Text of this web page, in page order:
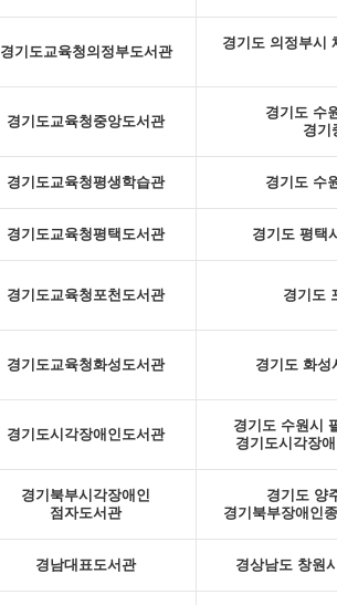
경기도교육청의정부도서관
경기도 의정부시
경기도교육청중앙도서관
경기도 수
경기
경기도교육청평생학습관 경기도 수
경기도교육청평택도서관 경기도 평택
경기도교육청포천도서관 경기도
경기도교육청화성도서관 경기도 화성
경기도시각장애인도서관
경기도 수원시
경기도시각장
경기북부시각장애인
점자도서관
경기도 양
경기북부장애인
경남대표도서관 경상남도 창원